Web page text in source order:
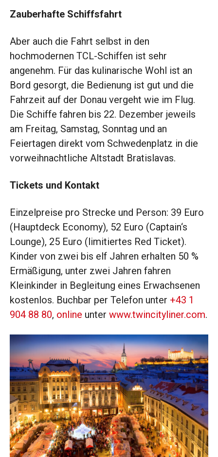
Zauberhafte Schiffsfahrt
Aber auch die Fahrt selbst in den
hochmodernen TCL-Schiffen ist sehr
angenehm. Für das kulinarische Wohl ist an
Bord gesorgt, die Bedienung ist gut und die
Fahrzeit auf der Donau vergeht wie im Flug.
Die Schiffe fahren bis 22. Dezember jeweils
am Freitag, Samstag, Sonntag und an
Feiertagen direkt vom Schwedenplatz in die
vorweihnachtliche Altstadt Bratislavas.
Tickets und Kontakt
Einzelpreise pro Strecke und Person: 39 Euro
(Hauptdeck Economy), 52 Euro (Captain‘s
Lounge), 25 Euro (limitiertes Red Ticket).
Kinder von zwei bis elf Jahren erhalten 50 %
Ermäßigung, unter zwei Jahren fahren
Kleinkinder in Begleitung eines Erwachsenen
kostenlos. Buchbar per Telefon unter +43 1
904 88 80, online unter www.twincityliner.com.